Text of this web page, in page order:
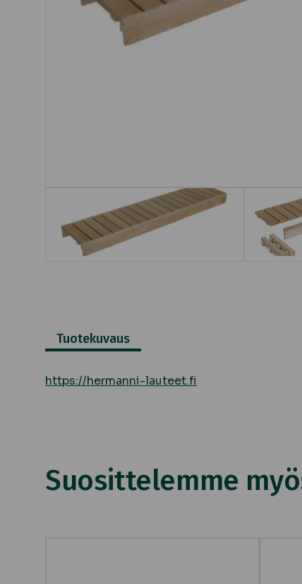
Tuotekuvaus
https://hermanni-lauteet.fi
Suosittelemme